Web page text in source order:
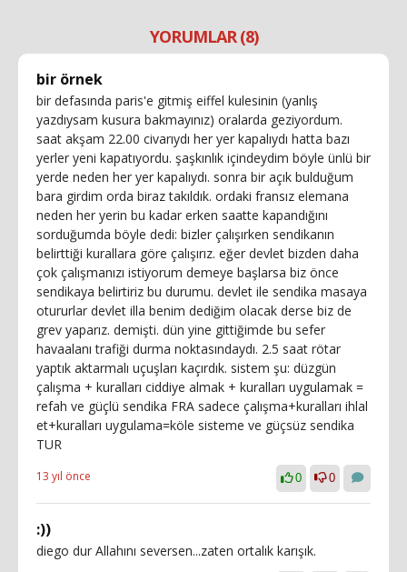
YORUMLAR (8)
bir örnek
bir defasında paris'e gitmiş eiffel kulesinin (yanlış
yazdıysam kusura bakmayınız) oralarda geziyordum.
saat akşam 22.00 civarıydı her yer kapalıydı hatta bazı
yerler yeni kapatıyordu. şaşkınlık içindeydim böyle ünlü bir
yerde neden her yer kapalıydı. sonra bir açık bulduğum
bara girdim orda biraz takıldık. ordaki fransız elemana
neden her yerin bu kadar erken saatte kapandığını
sorduğumda böyle dedi: bizler çalışırken sendikanın
belirttiği kurallara göre çalışırız. eğer devlet bizden daha
çok çalışmanızı istiyorum demeye başlarsa biz önce
sendikaya belirtiriz bu durumu. devlet ile sendika masaya
otururlar devlet illa benim dediğim olacak derse biz de
grev yaparız. demişti. dün yine gittiğimde bu sefer
havaalanı trafiği durma noktasındaydı. 2.5 saat rötar
yaptık aktarmalı uçuşları kaçırdık. sistem şu: düzgün
çalışma + kuralları ciddiye almak + kuralları uygulamak =
refah ve güçlü sendika FRA sadece çalışma+kuralları ihlal
et+kuralları uygulama=köle sisteme ve güçsüz sendika
TUR
13 yıl önce 0 0
:))
diego dur Allahını seversen...zaten ortalık karışık.